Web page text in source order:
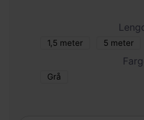
1,5 meter 5 meter
Grå